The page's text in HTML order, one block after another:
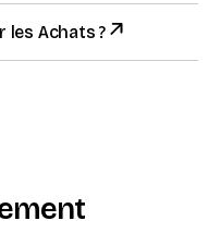
les Achats ?